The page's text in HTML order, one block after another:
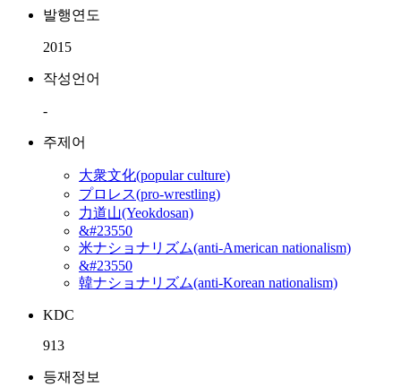
발행연도
2015
작성언어
-
주제어
大衆文化(popular culture)
プロレス(pro-wrestling)
力道山(Yeokdosan)
&#23550
米ナショナリズム(anti-American nationalism)
&#23550
韓ナショナリズム(anti-Korean nationalism)
KDC
913
등재정보